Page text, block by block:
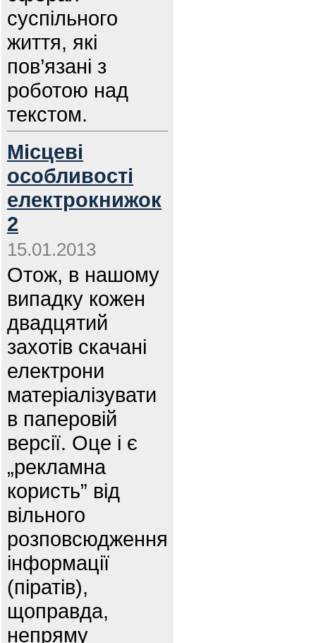
суспільного
життя, які
пов’язані з
роботою над
текстом.
Місцеві
особливості
електрокнижок
2
15.01.2013
Отож, в нашому
випадку кожен
двадцятий
захотів скачані
електрони
матеріалізувати
в паперовій
версії. Оце і є
„рекламна
користь” від
вільного
розповсюдження
інформації
(піратів),
щоправда,
непряму